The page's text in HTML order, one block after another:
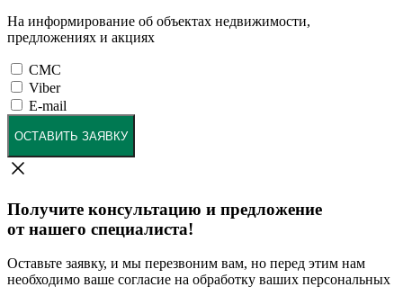
На информирование об объектах недвижимости,
предложениях и акциях
СМС
Viber
E-mail
ОСТАВИТЬ ЗАЯВКУ
Получите консультацию и предложение
от нашего специалиста!
Оставьте заявку, и мы перезвоним вам, но перед этим нам
необходимо ваше согласие на обработку ваших персональных